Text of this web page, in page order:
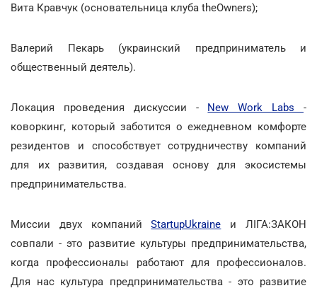
Вита Кравчук (основательница клуба theOwners);
Валерий Пекарь (украинский предприниматель и
общественный деятель).
Локация проведения дискуссии - New Work Labs-
коворкинг, который заботится о ежедневном комфорте
резидентов и способствует сотрудничеству компаний
для их развития, создавая основу для экосистемы
предпринимательства.
Миссии двух компанийStartupUkraine и ЛІГА:ЗАКОН
совпали - это развитие культуры предпринимательства,
когда профессионалы работают для профессионалов.
Для нас культура предпринимательства - это развитие